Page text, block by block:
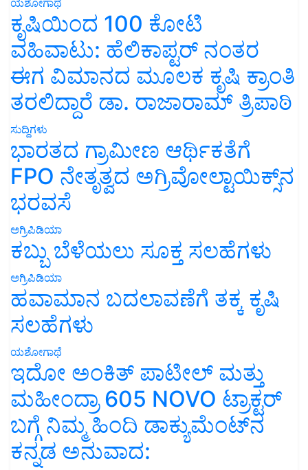
ಕೃಷಿಯಿಂದ 100 ಕೋಟಿ
ವಹಿವಾಟು: ಹೆಲಿಕಾಪ್ಟರ್ ನಂತರ
ಈಗ ವಿಮಾನದ ಮೂಲಕ ಕೃಷಿ ಕ್ರಾಂತಿ
ತರಲಿದ್ದಾರೆ ಡಾ. ರಾಜಾರಾಮ್ ತ್ರಿಪಾಠಿ
ಸುದ್ದಿಗಳು
ಭಾರತದ ಗ್ರಾಮೀಣ ಆರ್ಥಿಕತೆಗೆ
FPO ನೇತೃತ್ವದ ಅಗ್ರಿವೋಲ್ಟಾಯಿಕ್ಸ್‌ನ
ಭರವಸೆ
ಅಗ್ರಿಪಿಡಿಯಾ
ಕಬ್ಬು ಬೆಳೆಯಲು ಸೂಕ್ತ ಸಲಹೆಗಳು
ಅಗ್ರಿಪಿಡಿಯಾ
ಹವಾಮಾನ ಬದಲಾವಣೆಗೆ ತಕ್ಕ ಕೃಷಿ
ಸಲಹೆಗಳು
ಯಶೋಗಾಥೆ
ಇದೋ ಅಂಕಿತ್ ಪಾಟೀಲ್ ಮತ್ತು
ಮಹೀಂದ್ರಾ 605 NOVO ಟ್ರಾಕ್ಟರ್
ಬಗ್ಗೆ ನಿಮ್ಮ ಹಿಂದಿ ಡಾಕ್ಯುಮೆಂಟ್‌ನ
ಕನ್ನಡ ಅನುವಾದ: